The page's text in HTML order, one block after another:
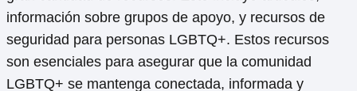
información sobre grupos de apoyo, y recursos de
seguridad para personas LGBTQ+. Estos recursos
son esenciales para asegurar que la comunidad
LGBTQ+ se mantenga conectada, informada y